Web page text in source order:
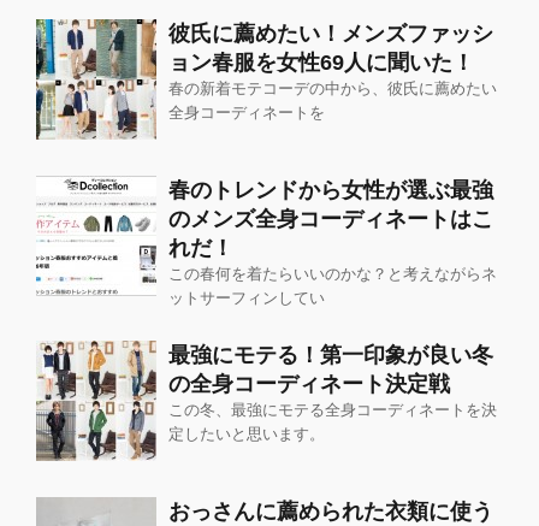
彼氏に薦めたい！メンズファッシ
ョン春服を女性69人に聞いた！
春の新着モテコーデの中から、彼氏に薦めたい
全身コーディネートを
春のトレンドから女性が選ぶ最強
のメンズ全身コーディネートはこ
れだ！
この春何を着たらいいのかな？と考えながらネ
ットサーフィンしてい
最強にモテる！第一印象が良い冬
の全身コーディネート決定戦
この冬、最強にモテる全身コーディネートを決
定したいと思います。
おっさんに薦められた衣類に使う